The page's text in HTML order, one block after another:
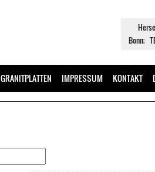
Bonn;
GRANITPLATTEN IMPRESSUM KONTAKT